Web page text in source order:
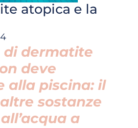
atopica e la
di dermatite
deve
alla piscina: il
sostanze
a